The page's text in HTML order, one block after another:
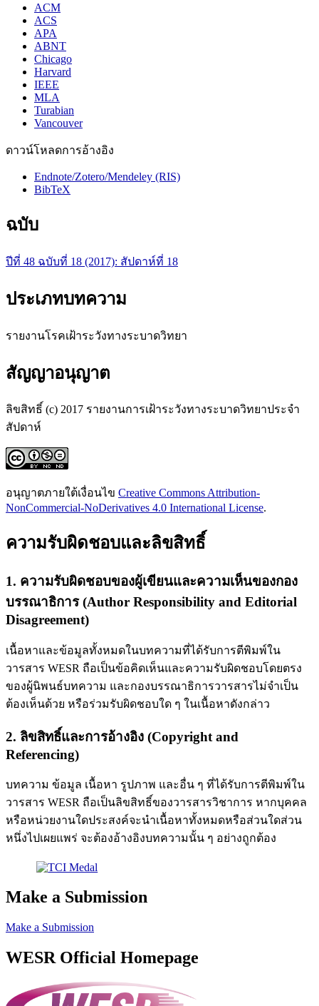
ACM
ACS
APA
ABNT
Chicago
Harvard
IEEE
MLA
Turabian
Vancouver
ดาวน์โหลดการอ้างอิง
Endnote/Zotero/Mendeley (RIS)
BibTeX
ฉบับ
ปีที่ 48 ฉบับที่ 18 (2017): สัปดาห์ที่ 18
ประเภทบทความ
รายงานโรคเฝ้าระวังทางระบาดวิทยา
สัญญาอนุญาต
ลิขสิทธิ์ (c) 2017 รายงานการเฝ้าระวังทางระบาดวิทยาประจำ
สัปดาห์
อนุญาตภายใต้เงื่อนไข Creative Commons Attribution-
NonCommercial-NoDerivatives 4.0 International License.
ความรับผิดชอบและลิขสิทธิ์
1. ความรับผิดชอบของผู้เขียนและความเห็นของกอง
บรรณาธิการ (Author Responsibility and Editorial
Disagreement)
เนื้อหาและข้อมูลทั้งหมดในบทความที่ได้รับการตีพิมพ์ใน
วารสาร WESR ถือเป็นข้อคิดเห็นและความรับผิดชอบโดยตรง
ของผู้นิพนธ์บทความ และกองบรรณาธิการวารสารไม่จำเป็น
ต้องเห็นด้วย หรือร่วมรับผิดชอบใด ๆ ในเนื้อหาดังกล่าว
2. ลิขสิทธิ์และการอ้างอิง (Copyright and
Referencing)
บทความ ข้อมูล เนื้อหา รูปภาพ และอื่น ๆ ที่ได้รับการตีพิมพ์ใน
วารสาร WESR ถือเป็นลิขสิทธิ์ของวารสารวิชาการ หากบุคคล
หรือหน่วยงานใดประสงค์จะนำเนื้อหาทั้งหมดหรือส่วนใดส่วน
หนึ่งไปเผยแพร่ จะต้องอ้างอิงบทความนั้น ๆ อย่างถูกต้อง
Make a Submission
Make a Submission
WESR Official Homepage